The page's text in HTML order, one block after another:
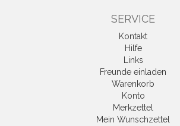
SERVICE
Kontakt
Hilfe
Links
Freunde einladen
Warenkorb
Konto
Merkzettel
Mein Wunschzettel